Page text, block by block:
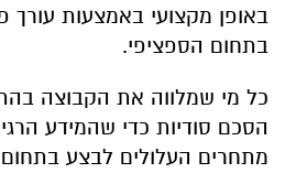
באופן מקצועי באמצעות עורך
בתחום הספציפי.
כל מי שמלווה את הקבוצה
הסכם סודיות כדי שהמידע
מתחרים העלולים לבצע